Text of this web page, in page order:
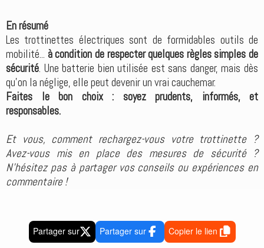
En résumé
Les trottinettes électriques sont de formidables outils de
mobilité... à condition de respecter quelques règles simples de
sécurité. Une batterie bien utilisée est sans danger, mais dès
qu’on la néglige, elle peut devenir un vrai cauchemar.
Faites le bon choix : soyez prudents, informés, et
responsables.
Et vous, comment rechargez-vous votre trottinette ?
Avez-vous mis en place des mesures de sécurité ?
N'hésitez pas à partager vos conseils ou expériences en
commentaire !
Partager sur Partager sur Copier le lien